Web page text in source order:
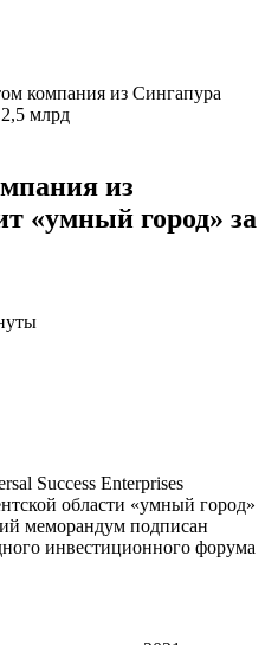
компания из Сингапура
млрд
из
«умный город» за
Success Enterprises
области «умный город»
меморандум подписан
инвестиционного форума